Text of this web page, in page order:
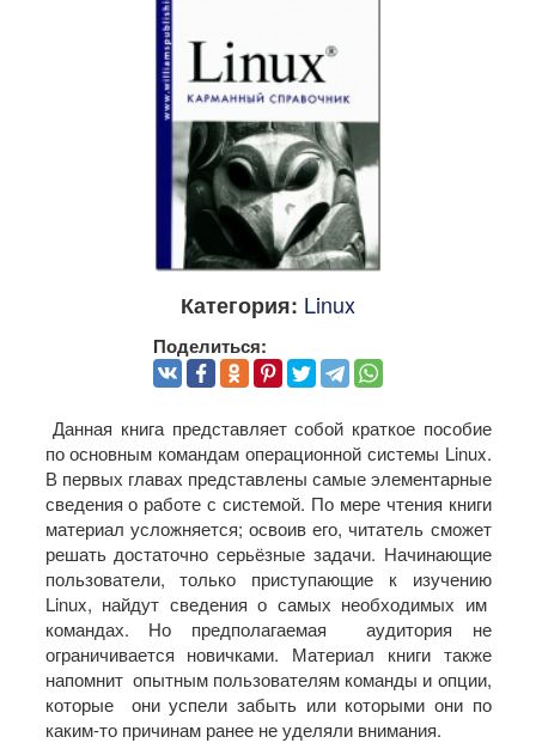
Категория: Linux
Поделиться:
Данная книга представляет собой краткое пособие
по основным командам операционной системы Linux.
В первых главах представлены самые элементарные
сведения о работе с системой. По мере чтения книги
материал усложняется; освоив его, читатель сможет
решать достаточно серьёзные задачи. Начинающие
пользователи, только приступающие к изучению
Linux, найдут сведения о самых необходимых им
командах. Но предполагаемая аудитория не
ограничивается новичками. Материал книги также
напомнит опытным пользователям команды и опции,
которые они успели забыть или которыми они по
каким-то причинам ранее не уделяли внимания.